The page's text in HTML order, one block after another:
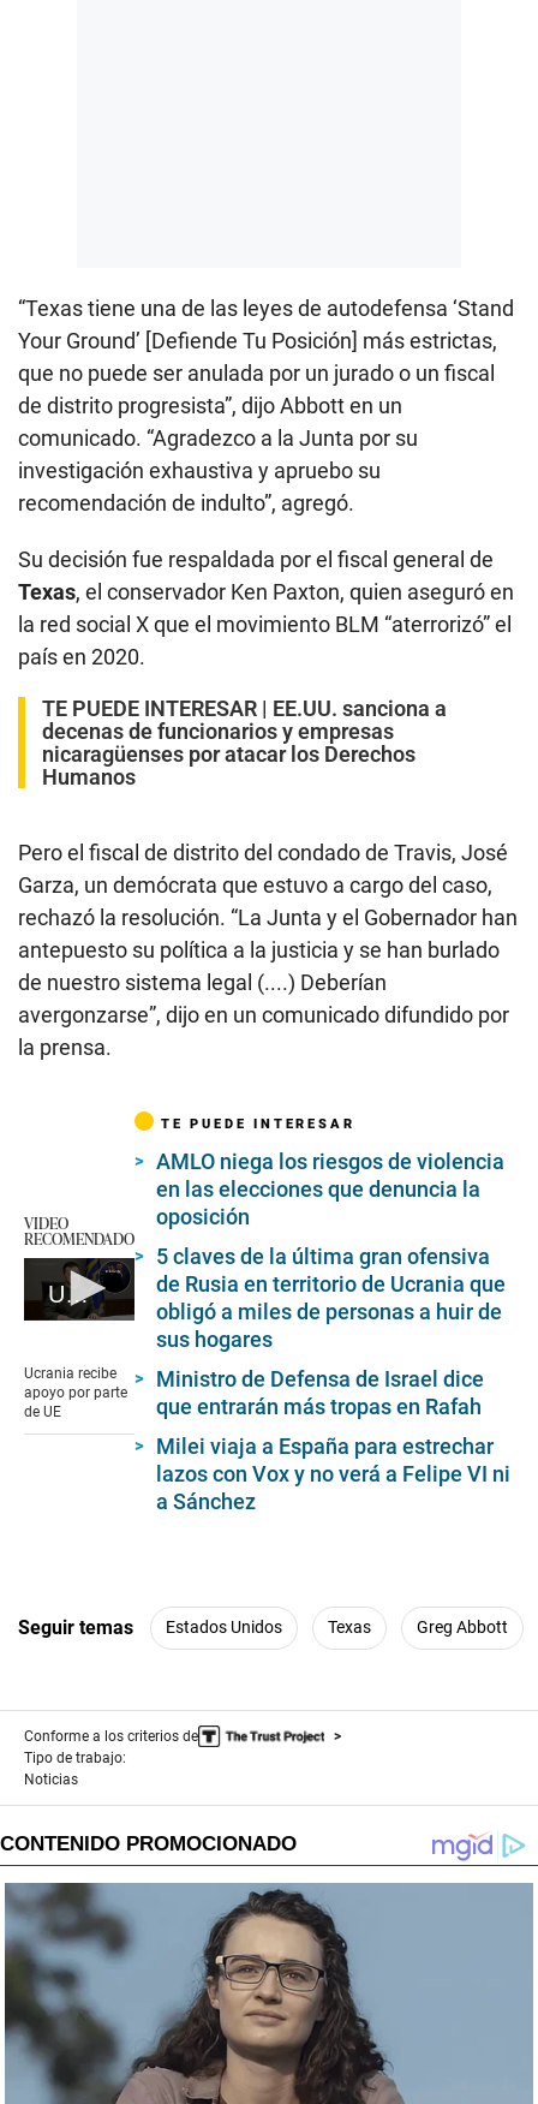
“Texas tiene una de las leyes de autodefensa ‘Stand
Your Ground’ [Defiende Tu Posición] más estrictas,
que no puede ser anulada por un jurado o un fiscal
de distrito progresista”, dijo Abbott en un
comunicado. “Agradezco a la Junta por su
investigación exhaustiva y apruebo su
recomendación de indulto”, agregó.
Su decisión fue respaldada por el fiscal general de
Texas, el conservador Ken Paxton, quien aseguró en
la red social X que el movimiento BLM “aterrorizó” el
país en 2020.
TE PUEDE INTERESAR | EE.UU. sanciona a
decenas de funcionarios y empresas
nicaragüenses por atacar los Derechos
Humanos
Pero el fiscal de distrito del condado de Travis, José
Garza, un demócrata que estuvo a cargo del caso,
rechazó la resolución. “La Junta y el Gobernador han
antepuesto su política a la justicia y se han burlado
de nuestro sistema legal (....) Deberían
avergonzarse”, dijo en un comunicado difundido por
la prensa.
VIDEO
RECOMENDADO
Ucrania recibe apoyo por parte de UE
of
1
minute,
Ucrania recibe
apoyo por parte
de UE
TE PUEDE INTERESAR
AMLO niega los riesgos de violencia
en las elecciones que denuncia la
oposición
5 claves de la última gran ofensiva
de Rusia en territorio de Ucrania que
obligó a miles de personas a huir de
sus hogares
Ministro de Defensa de Israel dice
que entrarán más tropas en Rafah
Milei viaja a España para estrechar
lazos con Vox y no verá a Felipe VI ni
a Sánchez
Seguir temas Estados Unidos Texas Greg Abbott
Conforme a los criterios de
Tipo de trabajo:
Noticias